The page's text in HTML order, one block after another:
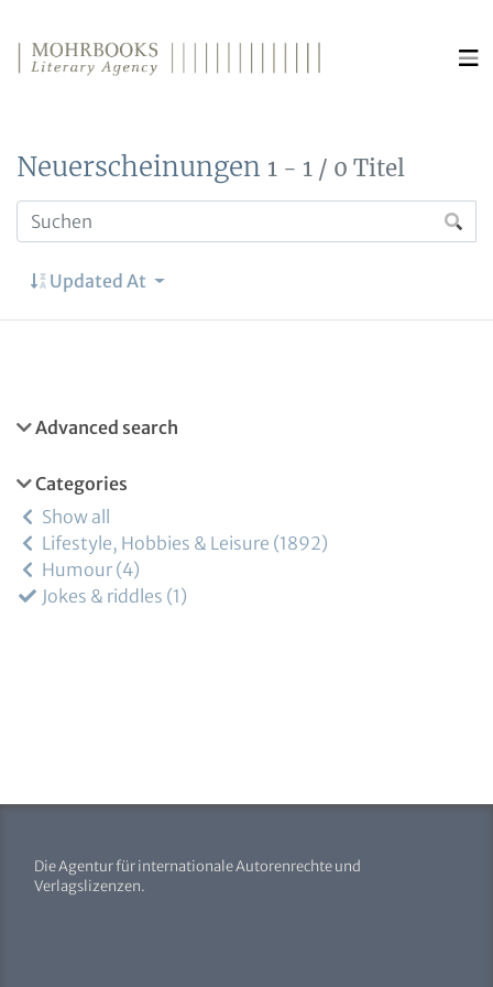
Neuerscheinungen 1 - 1 / 0 Titel
Updated At
Advanced search
Categories
Show all
Lifestyle, Hobbies & Leisure 1892
Humour 4
Jokes & riddles 1
Die Agentur für internationale Autorenrechte und
Verlagslizenzen.